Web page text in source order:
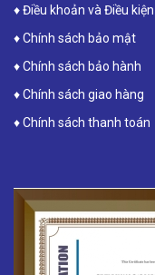
♦ Điều khoản và Điều kiện
♦ Chính sách bảo mật
♦ Chính sách bảo hành
♦ Chính sách giao hàng
♦ Chính sách thanh toán